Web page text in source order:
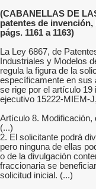
(CABANELLAS DE
patentes de invención,
págs. 1161 a 1163)
La Ley 6867, de
Industriales y Modelos
regula la figura de la
específicamente en sus
se rige por el artículo
ejecutivo 15222-MIEM-
Artículo 8. Modificación,
(...)
2. El solicitante podrá
pero ninguna de ellas
o de la divulgación
fraccionaria se
solicitud inicial. (...)